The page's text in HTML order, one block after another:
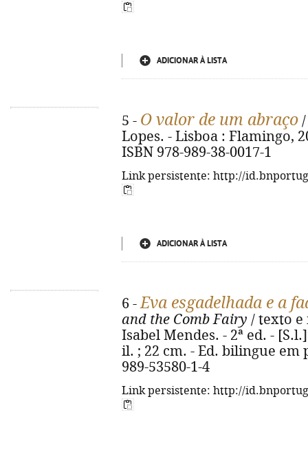
ADICIONAR À LISTA
5 - O valor de um abraço
Lopes. - Lisboa : Flamingo,
ISBN 978-989-38-0017-1
Link persistente: http://
ADICIONAR À LISTA
6 -Eva esgadelhada e a
and the Comb Fairy / texto e
Isabel Mendes. - 2ª ed. -
il. ; 22 cm. - Ed. bilingue em
989-53580-1-4
Link persistente: http://